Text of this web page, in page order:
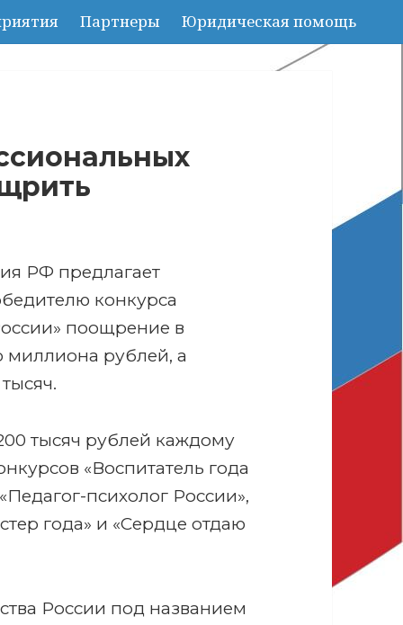
Партнеры Юридическая помощь
РФ предлагает
конкурса
поощрение в
миллиона рублей, а
тысяч рублей каждому
«Воспитатель года
психолог России»,
года» и «Сердце отдаю
России под названием